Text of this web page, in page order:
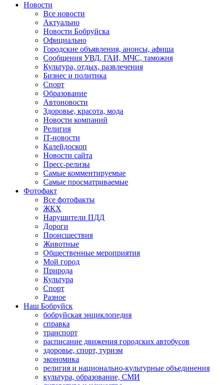
Новости
Все новости
Актуально
Новости Бобруйска
Официально
Городские объявления, анонсы, афиша
Сообщения УВД, ГАИ, МЧС, таможня
Культура, отдых, развлечения
Бизнес и политика
Спорт
Образование
Автоновости
Здоровье, красота, мода
Новости компаний
Религия
IT-новости
Калейдоскоп
Новости сайта
Пресс-релизы
Самые комментируемые
Самые просматриваемые
Фотофакт
Все фотофакты
ЖКХ
Нарушители ПДД
Дороги
Происшествия
Животные
Общественные мероприятия
Мой город
Природа
Культура
Спорт
Разное
Наш Бобруйск
бобруйская энциклопедия
справка
транспорт
расписание движения городских автобусов
здоровье, спорт, туризм
экономика
религия и национально-культурные объединения
культура, образование, СМИ